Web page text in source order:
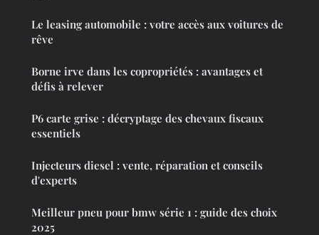
Le leasing automobile : votre accès aux voitures de
rêve
Borne irve dans les copropriétés : avantages et
défis à relever
P6 carte grise : décryptage des chevaux fiscaux
essentiels
Injecteurs diesel : vente, réparation et conseils
d'experts
Meilleur pneu pour bmw série 1 : guide des choix
2025